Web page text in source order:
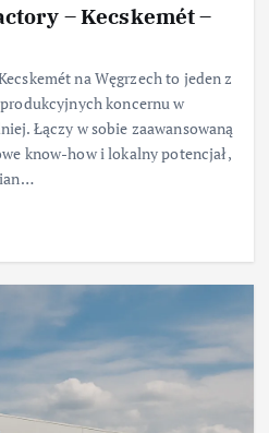
– Kecskemét –
na Węgrzech to jeden z
koncernu w
Łączy w sobie zaawansowaną
know-how i lokalny potencjał,